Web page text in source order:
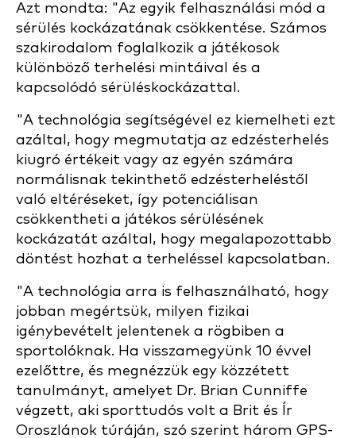
Azt mondta: "Az egyik felhasználási mód a
sérülés kockázatának csökkentése. Számos
szakirodalom foglalkozik a játékosok
különböző terhelési mintáival és a
kapcsolódó sérüléskockázattal.
"A technológia segítségével ez kiemelheti ezt
azáltal, hogy megmutatja az edzésterhelés
kiugró értékeit vagy az egyén számára
normálisnak tekinthető edzésterheléstől
való eltéréseket, így potenciálisan
csökkentheti a játékos sérülésének
kockázatát azáltal, hogy megalapozottabb
döntést hozhat a terheléssel kapcsolatban.
"A technológia arra is felhasználható, hogy
jobban megértsük, milyen fizikai
igénybevételt jelentenek a rögbiben a
sportolóknak. Ha visszamegyünk 10 évvel
ezelőttre, és megnézzük egy közzétett
tanulmányt, amelyet Dr. Brian Cunniffe
végzett, aki sporttudós volt a Brit és Ír
Oroszlánok túráján, szó szerint három GPS-